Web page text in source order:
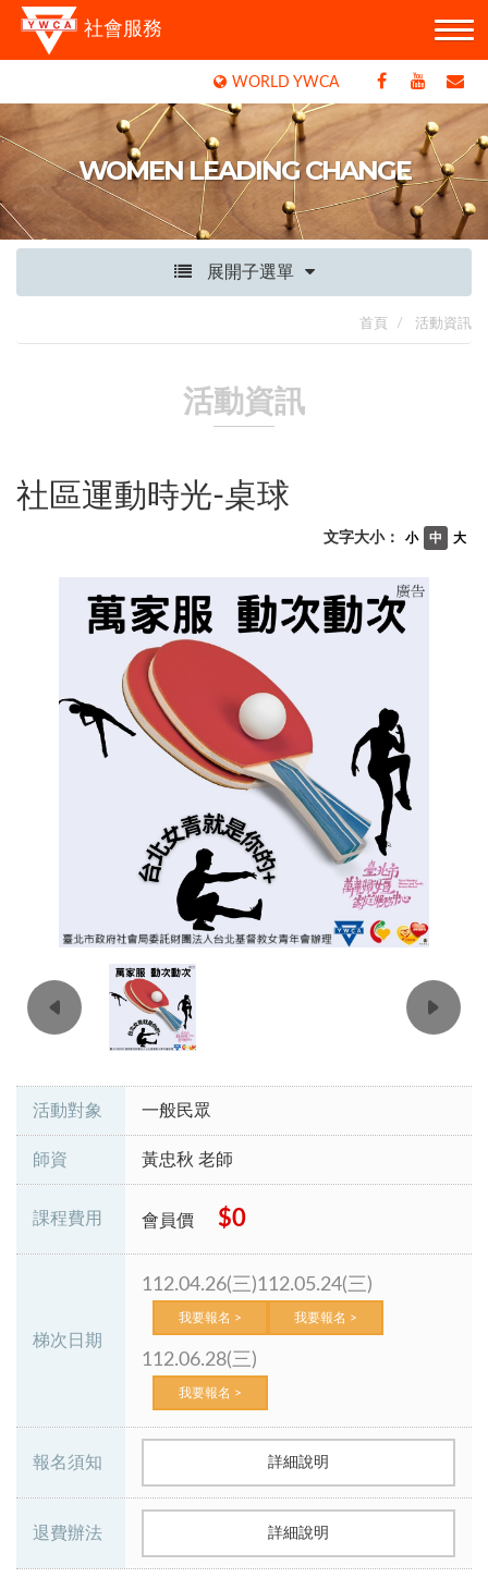
社會服務
WORLD YWCA
WOMEN LEADING CHANGE
展開子選單
首頁 活動資訊
活動資訊
社區運動時光-桌球
大
中
小
文字大小：
活動對象 一般民眾
師資 黃忠秋 老師
課程費用 會員價 $0
梯次日期
112.04.26(三)
我要報名 >
112.05.24(三)
我要報名 >
112.06.28(三)
我要報名 >
報名須知 詳細說明
退費辦法 詳細說明